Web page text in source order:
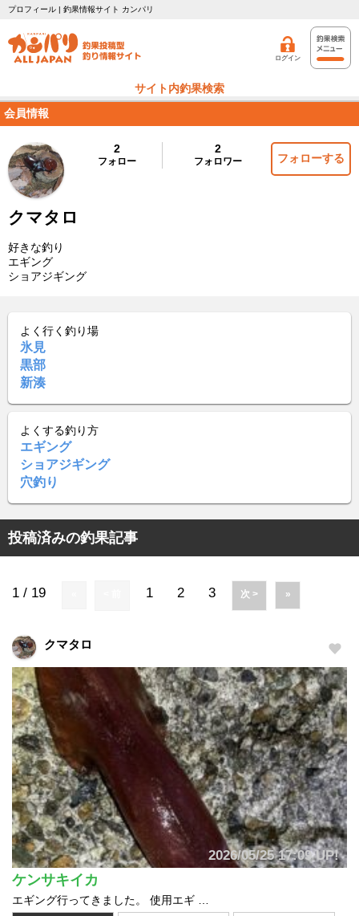
プロフィール | 釣果情報サイト カンパリ
ログイン
サイト内釣果検索
会員情報
2
フォロー
2
フォロワー フォローする
クマタロ
好きな釣り
エギング
ショアジギング
よく行く釣り場
氷見
黒部
新湊
よくする釣り方
エギング
ショアジギング
穴釣り
投稿済みの釣果記事
1 / 19 1 2 3 次 > »
クマタロ
2026/05/25 17:09 UP!
ケンサキイカ
エギング行ってきました。 使用エギ …